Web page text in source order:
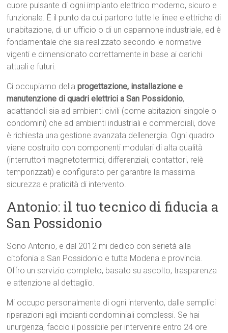
cuore pulsante di ogni impianto elettrico moderno, sicuro e
funzionale. È il punto da cui partono tutte le linee elettriche di
unabitazione, di un ufficio o di un capannone industriale, ed è
fondamentale che sia realizzato secondo le normative
vigenti e dimensionato correttamente in base ai carichi
attuali e futuri.
Ci occupiamo dellaprogettazione, installazione e
manutenzione di quadri elettrici a San Possidonio,
adattandoli sia ad ambienti civili (come abitazioni singole o
condomini) che ad ambienti industriali e commerciali, dove
è richiesta una gestione avanzata dellenergia. Ogni quadro
viene costruito con componenti modulari di alta qualità
(interruttori magnetotermici, differenziali, contattori, relè
temporizzati) e configurato per garantire la massima
sicurezza e praticità di intervento.
Antonio: il tuo tecnico di fiducia a
San Possidonio
Sono Antonio, e dal 2012 mi dedico con serietà alla
citofonia a San Possidonio e tutta Modena e provincia.
Offro un servizio completo, basato su ascolto, trasparenza
e attenzione al dettaglio.
Mi occupo personalmente di ogni intervento, dalle semplici
riparazioni agli impianti condominiali complessi. Se hai
unurgenza, faccio il possibile per intervenire entro 24 ore